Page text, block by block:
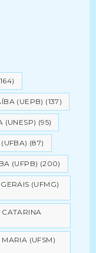
(UEPB) (137)
(UNESP) (95)
(87)
(UFPB) (200)
(UFMG)
CATARINA
(UFSM)